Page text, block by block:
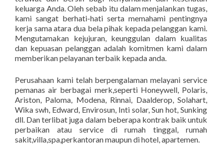
keluarga Anda. Oleh sebab itu dalam menjalankan tugas,
kami sangat berhati-hati serta memahami pentingnya
kerja sama atara dua bela pihak kepada pelanggan kami.
Mengutamakan kejujuran, keunggulan dalam kualitas
dan kepuasan pelanggan adalah komitmen kami dalam
memberikan pelayanan terbaik kepada anda.
Perusahaan kami telah berpengalaman melayani service
pemanas air berbagai merk,seperti Honeywell, Polaris,
Ariston, Paloma, Modena, Rinnai, Daalderop, Solahart,
Wika swh, Edward, Envirosun, Inti solar, Sun hot, Sunking
dll. Dan terlibat juga dalam beberapa kontrak baik untuk
perbaikan atau service di rumah tinggal, rumah
sakit,villa,spa,perkantoran maupun di hotel, apartemen.